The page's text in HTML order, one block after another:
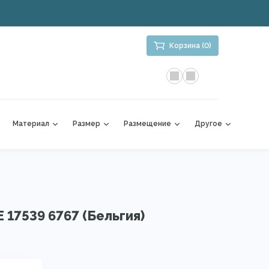
Корзина (0)
Материал Размер Размещение Другое
17539 6767 (Бельгия)